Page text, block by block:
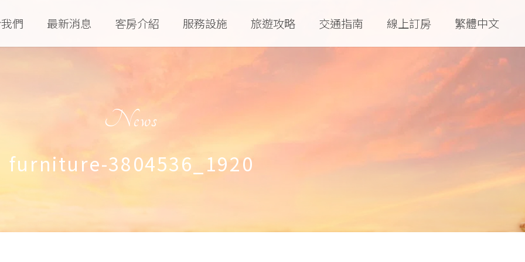
們 最新消息 客房介紹 服務設施 旅遊攻略 交通指南 線上訂房 繁體中文
News
furniture-3804536_1920